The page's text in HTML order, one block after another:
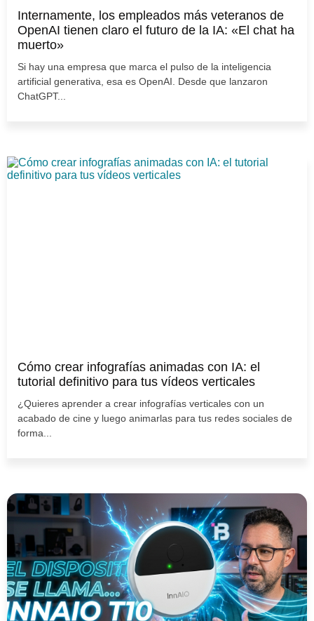
Internamente, los empleados más veteranos de
OpenAI tienen claro el futuro de la IA: «El chat ha
muerto»
Si hay una empresa que marca el pulso de la inteligencia
artificial generativa, esa es OpenAI. Desde que lanzaron
ChatGPT...
Cómo crear infografías animadas con IA: el
tutorial definitivo para tus vídeos verticales
¿Quieres aprender a crear infografías verticales con un
acabado de cine y luego animarlas para tus redes sociales de
forma...